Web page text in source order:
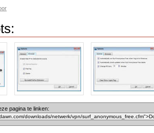
pagina te linken: